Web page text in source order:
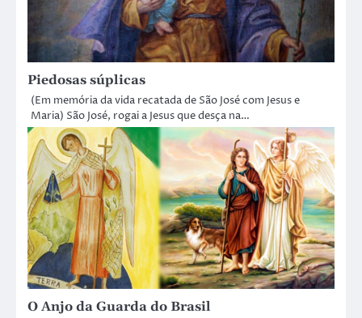
Piedosas súplicas
(Em memória da vida recatada de São José com Jesus e
Maria) São José, rogai a Jesus que desça na…
O Anjo da Guarda do Brasil